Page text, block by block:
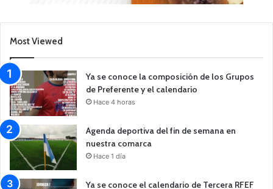
Most Viewed
Ya se conoce la composición de los Grupos
de Preferente y el calendario
Hace 4 horas
Agenda deportiva del fin de semana en
nuestra comarca
Hace 1 día
Ya se conoce el calendario de Tercera RFEF